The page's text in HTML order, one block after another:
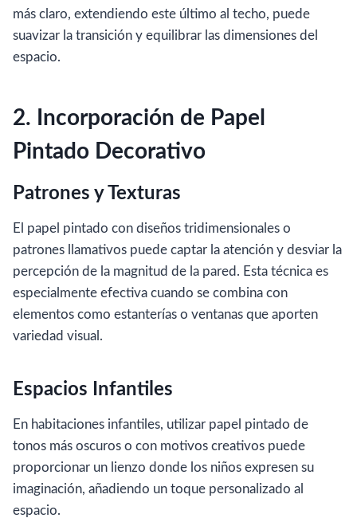
más claro, extendiendo este último al techo, puede
suavizar la transición y equilibrar las dimensiones del
espacio.
2. Incorporación de Papel
Pintado Decorativo
Patrones y Texturas
El papel pintado con diseños tridimensionales o
patrones llamativos puede captar la atención y desviar la
percepción de la magnitud de la pared. Esta técnica es
especialmente efectiva cuando se combina con
elementos como estanterías o ventanas que aporten
variedad visual.
Espacios Infantiles
En habitaciones infantiles, utilizar papel pintado de
tonos más oscuros o con motivos creativos puede
proporcionar un lienzo donde los niños expresen su
imaginación, añadiendo un toque personalizado al
espacio.